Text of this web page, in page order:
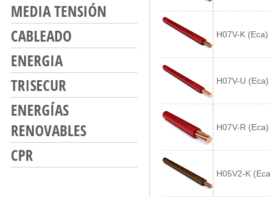
MEDIA TENSIÓN
CABLEADO
ENERGIA
TRISECUR
ENERGÍAS
RENOVABLES
CPR
H07V-K (Eca)
H07V-U (Eca)
H07V-R (Eca)
H05V2-K